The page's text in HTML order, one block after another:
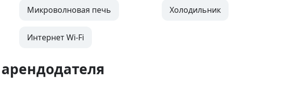
Микроволновая печь Холодильник
Интернет Wi-Fi